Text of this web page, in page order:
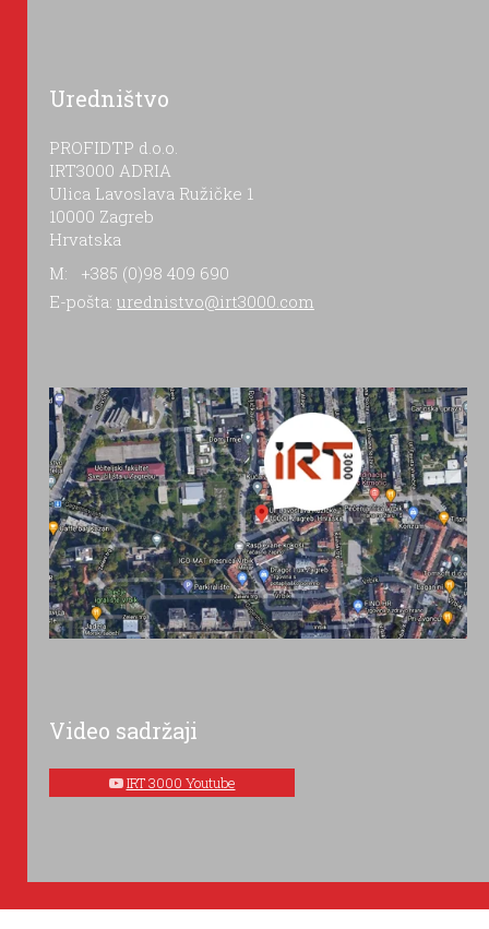
Uredništvo
PROFIDTP d.o.o.
IRT3000 ADRIA
Ulica Lavoslava Ružičke 1
10000 Zagreb
Hrvatska
M: +385 (0)98 409 690
E-pošta: urednistvo@irt3000.com
Video sadržaji
IRT 3000 Youtube